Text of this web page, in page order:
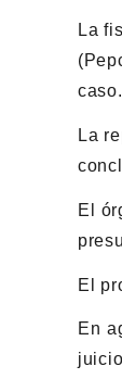
La
caso.
La
El
El
En